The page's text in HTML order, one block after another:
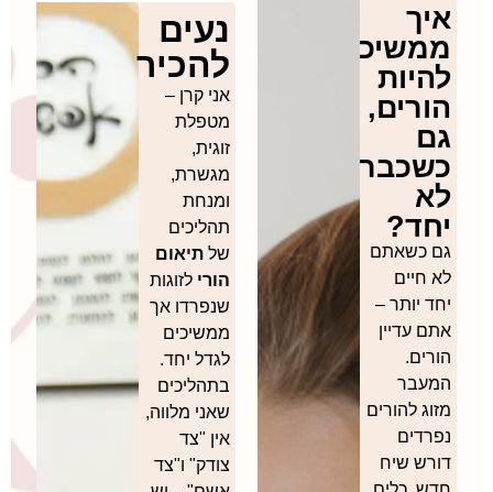
איך
ממשיכים
להיות
הורים,
גם
כשכבר
לא
יחד?
גם כשאתם
לא חיים
יחד יותר –
אתם עדיין
הורים.
המעבר
מזוג להורים
נפרדים
דורש שיח
נעים
להכיר
אני קרן –
מטפלת
זוגית,
מגשרת,
ומנחת
תהליכים
שלתיאום
הורי לזוגות
שנפרדו אך
ממשיכים
לגדל יחד.
בתהליכים
שאני מלווה,
אין "צד
צודק" ו"צד